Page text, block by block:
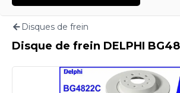
Disques de frein
Disque de frein DELPHI